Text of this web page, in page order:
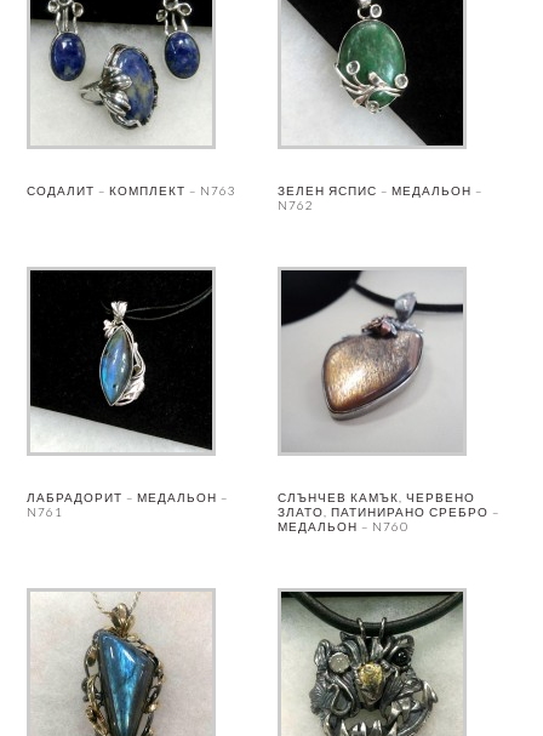
СОДАЛИТ – КОМПЛЕКТ – N763
ЗЕЛЕН ЯСПИС – МЕДАЛЬОН –
N762
ЛАБРАДОРИТ – МЕДАЛЬОН –
N761
СЛЪНЧЕВ КАМЪК, ЧЕРВЕНО
ЗЛАТО, ПАТИНИРАНО СРЕБРО –
МЕДАЛЬОН – N760